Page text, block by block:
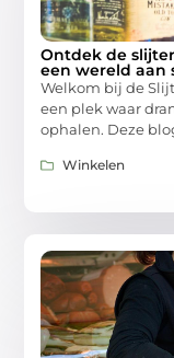
Ontdek de
een wereld aan
Welkom bij de
een plek waar
ophalen. Deze
Winkelen